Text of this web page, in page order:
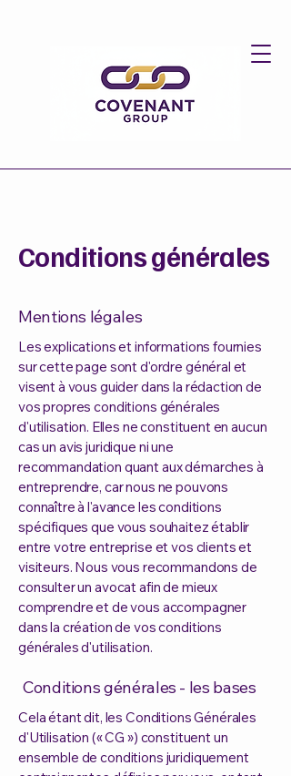
Conditions générales
Mentions légales
Les explications et informations fournies
sur cette page sont d'ordre général et
visent à vous guider dans la rédaction de
vos propres conditions générales
d'utilisation. Elles ne constituent en aucun
cas un avis juridique ni une
recommandation quant aux démarches à
entreprendre, car nous ne pouvons
connaître à l'avance les conditions
spécifiques que vous souhaitez établir
entre votre entreprise et vos clients et
visiteurs. Nous vous recommandons de
consulter un avocat afin de mieux
comprendre et de vous accompagner
dans la création de vos conditions
générales d'utilisation.
Conditions générales - les bases
Cela étant dit, les Conditions Générales
d'Utilisation (« CG ») constituent un
ensemble de conditions juridiquement